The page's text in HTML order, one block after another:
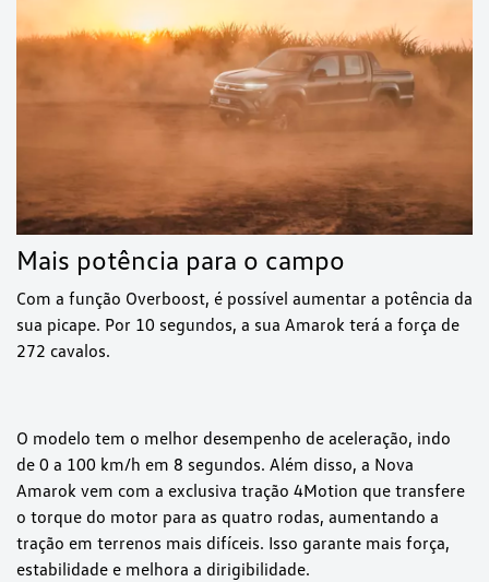
Mais potência para o campo
Com a função Overboost, é possível aumentar a potência da
sua picape. Por 10 segundos, a sua Amarok terá a força de
272 cavalos.
O modelo tem o melhor desempenho de aceleração, indo
de 0 a 100 km/h em 8 segundos. Além disso, a Nova
Amarok vem com a exclusiva tração 4Motion que transfere
o torque do motor para as quatro rodas, aumentando a
tração em terrenos mais difíceis. Isso garante mais força,
estabilidade e melhora a dirigibilidade.